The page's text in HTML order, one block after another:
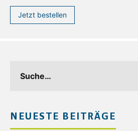
Jetzt bestellen
NEUESTE BEITRÄGE